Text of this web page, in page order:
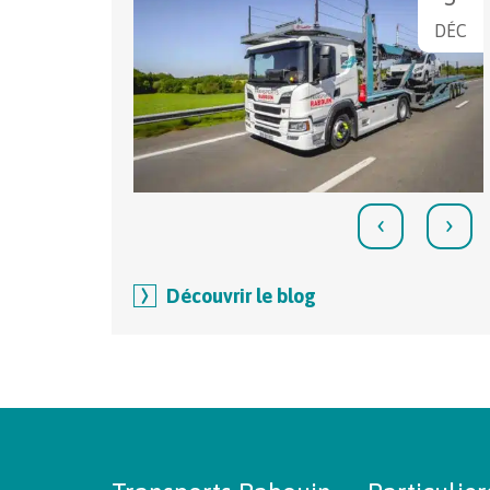
DÉC
‹ ›
Découvrir le blog